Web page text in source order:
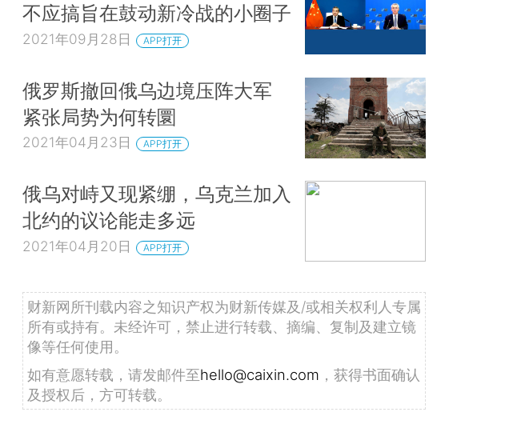
不应搞旨在鼓动新冷战的小圈子
2021年09月28日 APP打开
俄罗斯撤回俄乌边境压阵大军
紧张局势为何转圜
2021年04月23日 APP打开
俄乌对峙又现紧绷，乌克兰加入
北约的议论能走多远
2021年04月20日 APP打开
财新网所刊载内容之知识产权为财新传媒及/或相关权利人专属
所有或持有。未经许可，禁止进行转载、摘编、复制及建立镜
像等任何使用。
如有意愿转载，请发邮件至hello@caixin.com ，获得书面确认
及授权后，方可转载。